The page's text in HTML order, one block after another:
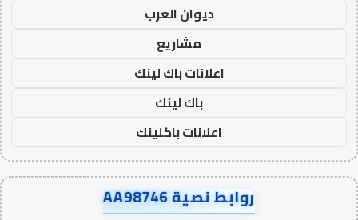
ديوان العرب
مشاريع
اعلانات باك لينك
باك لينك
اعلانات باكلينك
روابط نصية AA98746